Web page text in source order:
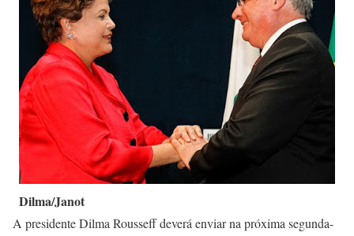
Dilma/Janot
A presidente Dilma Rousseff deverá enviar na próxima segunda-